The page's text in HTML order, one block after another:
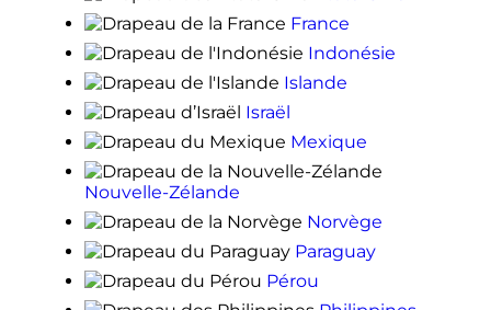
France
Indonésie
Islande
Israël
Mexique
Nouvelle-Zélande
Norvège
Paraguay
Pérou